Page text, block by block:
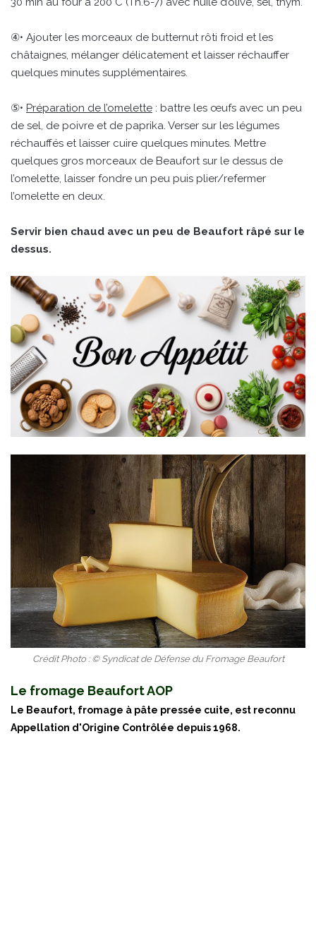
④• Ajouter les morceaux de butternut rôti froid et les
châtaignes, mélanger délicatement et laisser réchauffer
quelques minutes supplémentaires.
⑤• Préparation de l’omelette : battre les œufs avec un peu
de sel, de poivre et de paprika. Verser sur les légumes
réchauffés et laisser cuire quelques minutes. Mettre
quelques gros morceaux de Beaufort sur le dessus de
l’omelette, laisser fondre un peu puis plier/refermer
l’omelette en deux.
Servir bien chaud avec un peu de Beaufort râpé sur le
dessus.
Crédit Photo : © Syndicat de Défense du Fromage Beaufort
Le fromage Beaufort AOP
Le Beaufort, fromage à pâte pressée cuite, est reconnu
Appellation d'Origine Contrôlée depuis 1968.